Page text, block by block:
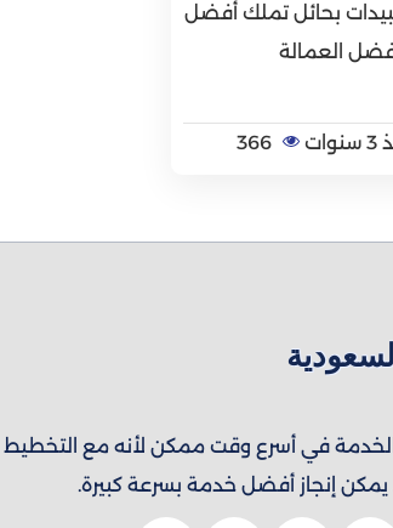
بحائل تملك أفضل
العمالة
366
الخدمة في أسرع وقت ممكن لأنه مع التخطيط
يمكن إنجاز أفضل خدمة بسرعة كبيرة.